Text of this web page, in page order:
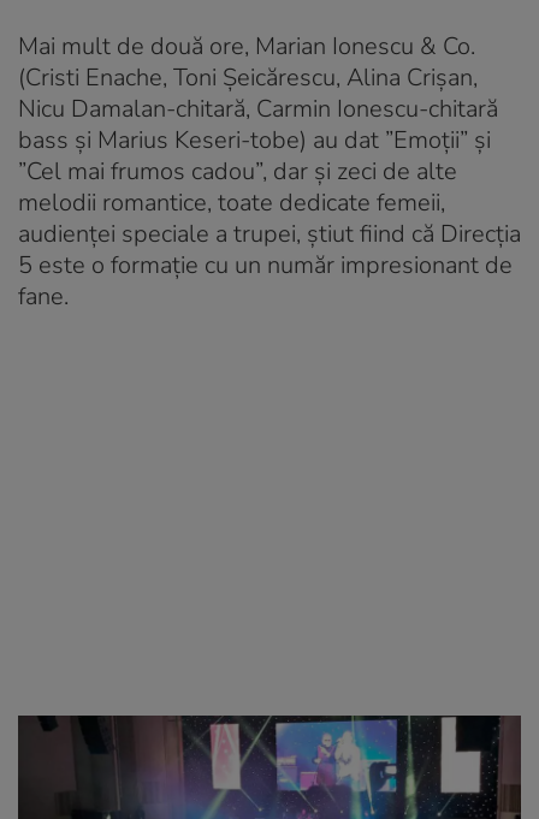
Mai mult de două ore, Marian Ionescu & Co.
(Cristi Enache, Toni Șeicărescu, Alina Crișan,
Nicu Damalan-chitară, Carmin Ionescu-chitară
bass și Marius Keseri-tobe) au dat ”Emoții” și
”Cel mai frumos cadou”, dar și zeci de alte
melodii romantice, toate dedicate femeii,
audienței speciale a trupei, știut fiind că Direcția
5 este o formație cu un număr impresionant de
fane.